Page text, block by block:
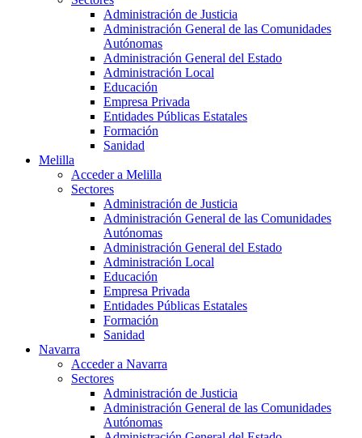
Administración de Justicia
Administración General de las Comunidades
Autónomas
Administración General del Estado
Administración Local
Educación
Empresa Privada
Entidades Públicas Estatales
Formación
Sanidad
Melilla
Acceder a Melilla
Sectores
Administración de Justicia
Administración General de las Comunidades
Autónomas
Administración General del Estado
Administración Local
Educación
Empresa Privada
Entidades Públicas Estatales
Formación
Sanidad
Navarra
Acceder a Navarra
Sectores
Administración de Justicia
Administración General de las Comunidades
Autónomas